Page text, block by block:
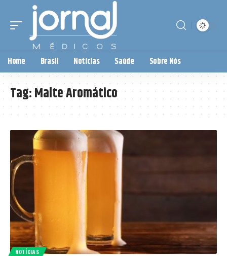
Home Brasil Notícias Saúde Sobre Nós
Tag:Malte Aromático
NOTÍCIAS